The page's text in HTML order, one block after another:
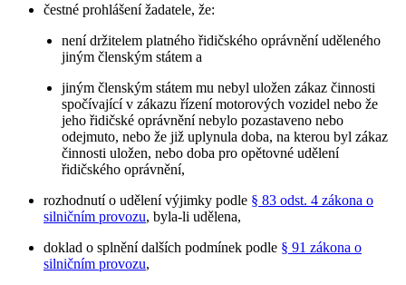
čestné prohlášení žadatele, že:
není držitelem platného řidičského oprávnění uděleného
jiným členským státem a
jiným členským státem mu nebyl uložen zákaz činnosti
spočívající v zákazu řízení motorových vozidel nebo že
jeho řidičské oprávnění nebylo pozastaveno nebo
odejmuto, nebo že již uplynula doba, na kterou byl zákaz
činnosti uložen, nebo doba pro opětovné udělení
řidičského oprávnění,
rozhodnutí o udělení výjimky podle § 83 odst. 4 zákona o
silničním provozu, byla-li udělena,
doklad o splnění dalších podmínek podle § 91 zákona o
silničním provozu,